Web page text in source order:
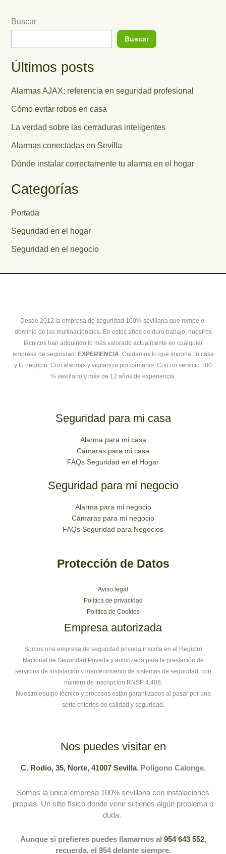
Buscar
Buscar
Últimos posts
Alarmas AJAX: referencia en seguridad profesional
Cómo evitar robos en casa
La verdad sobre las cerraduras inteligentes
Alarmas conectadas en Sevilla
Dónde instalar correctamente tu alarma en el hogar
Categorías
Portada
Seguridad en el hogar
Seguridad en el negocio
Desde 2012 la empresa de seguridad 100% sevillana que rompe el
dominio de las multinacionales. En estos años de duro trabajo, nuestros
técnicos han adquirido lo más valorado actualmente en cualquier
empresa de seguridad: EXPERIENCIA. Cuidamos lo que importa: tu casa
y tu negocio. Con alarmas y vigilancia por cámaras. Con un servicio 100
% sevillano y más de 12 años de experiencia.
Seguridad para mi casa
Alarma para mi casa
Cámaras para mi casa
FAQs Seguridad en el Hogar
Seguridad para mi negocio
Alarma para mi negocio
Cámaras para mi negocio
FAQs Seguridad para Negocios
Protección de Datos
Aviso legal
Política de privacidad
Política de Cookies
Empresa autorizada
Somos una empresa de seguridad privada inscrita en el Registro
Nacional de Seguridad Privada y autorizada para la prestación de
servicios de instalación y mantenimiento de sistemas de seguridad, con
número de inscripción RNSP 4.408.
Nuestro equipo técnico y procesos están garantizados al pasar por una
serie criterios de calidad y seguridad.
Nos puedes visitar en
C. Rodio, 35, Norte, 41007 Sevilla. Polígono Calonge.
Somos la única empresa 100% sevillana con instalaciones
propias. Un sitio físico donde venir si tienes algún problema o
duda.
Aunque si prefieres puedes llamarnos al 954 643 552,
recuerda, el 954 delante siempre.